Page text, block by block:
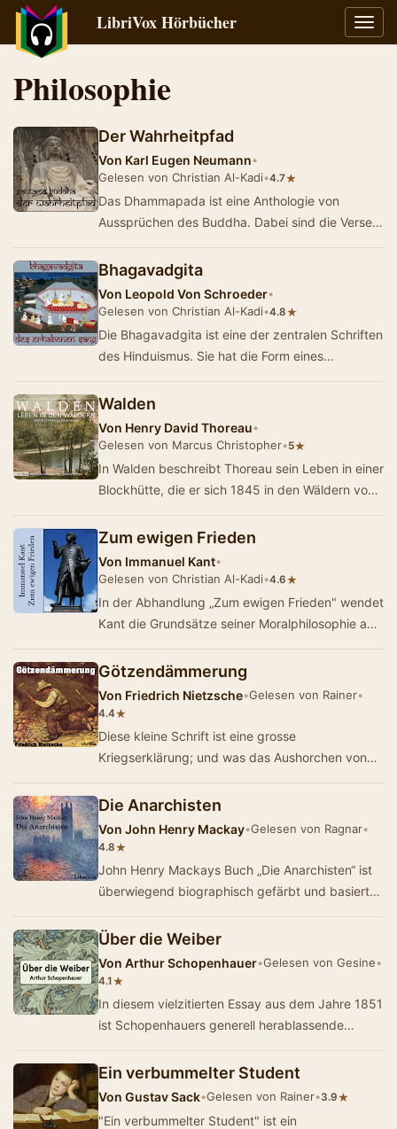
LibriVox Hörbücher
Philosophie
Der Wahrheitpfad
Von Karl Eugen Neumann•
Gelesen von Christian Al-Kadi•4.7★
Das Dhammapada ist eine Anthologie von
Aussprüchen des Buddha. Dabei sind die Verse
des…
Bhagavadgita
Von Leopold Von Schroeder•
Gelesen von Christian Al-Kadi•4.8★
Die Bhagavadgita ist eine der zentralen Schriften
des Hinduismus. Sie hat die Form eines
dem …
Walden
Von Henry David Thoreau•
Gelesen von Marcus Christopher•5★
In Walden beschreibt Thoreau sein Leben in einer
Blockhütte, die er sich 1845 in den Wäldern von
Zum ewigen Frieden
Von Immanuel Kant•
Gelesen von Christian Al-Kadi•4.6★
In der Abhandlung „Zum ewigen Frieden" wendet
Kant die Grundsätze seiner Moralphilosophie auf
Götzendämmerung
Von Friedrich Nietzsche•Gelesen von Rainer•
4.4★
Diese kleine Schrift ist eine grosse
Kriegserklärung; und was das Aushorchen von
Zeit…
Die Anarchisten
Von John Henry Mackay•Gelesen von Ragnar•
4.8★
John Henry Mackays Buch „Die Anarchisten“ ist
überwiegend biographisch gefärbt und basiert
Über die Weiber
Von Arthur Schopenhauer•Gelesen von Gesine•
4.1 ★
In diesem vielzitierten Essay aus dem Jahre 1851
ist Schopenhauers generell herablassende
Frauen…
Ein verbummelter Student
Von Gustav Sack•Gelesen von Rainer•3.9★
"Ein verbummelter Student" ist ein